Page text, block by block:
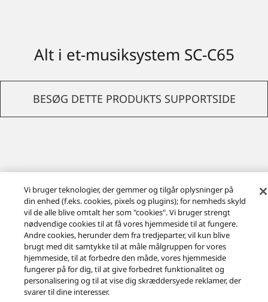
Alt i et-musiksystem SC-C65
BESØG DETTE PRODUKTS SUPPORTSIDE
Download information om økodesign
Produkter
Premium Class
Premium All-in-One-musiksystem OTTAVA™ f
SC-C65
Facebook X YouTube
Vi bruger teknologier, der gemmer og tilgår oplysninger på
din enhed (f.eks. cookies, pixels og plugins); for nemheds skyld
vil de alle blive omtalt her som "cookies". Vi bruger strengt
nødvendige cookies til at få vores hjemmeside til at fungere.
Andre cookies, herunder dem fra tredjeparter, vil kun blive
brugt med dit samtykke til at måle målgruppen for vores
hjemmeside, til at forbedre den måde, vores hjemmeside
fungerer på for dig, til at give forbedret funktionalitet og
personalisering og til at vise dig skræddersyede reklamer, der
svarer til dine interesser.